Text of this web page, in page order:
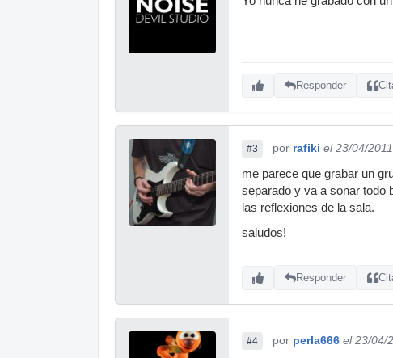
Responder
#3 por rafiki el 23/04/2011
me parece que grabar un
separado y va a sonar todo
las reflexiones de la sala.
saludos!
Responder
#4 por perla666 el 23/04/